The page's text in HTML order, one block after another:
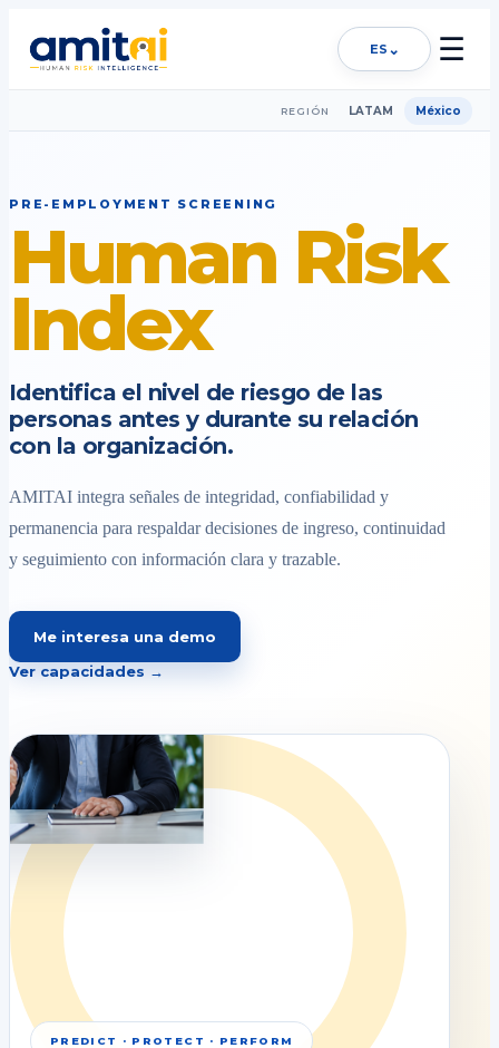
ES ⌄ ☰
REGIÓN LATAM México
PRE-EMPLOYMENT SCREENING
Human Risk
Index
Identifica el nivel de riesgo de las
personas antes y durante su relación
con la organización.
AMITAI integra señales de integridad, confiabilidad y
permanencia para respaldar decisiones de ingreso, continuidad
y seguimiento con información clara y trazable.
Me interesa una demo
Ver capacidades →
PREDICT · PROTECT · PERFORM